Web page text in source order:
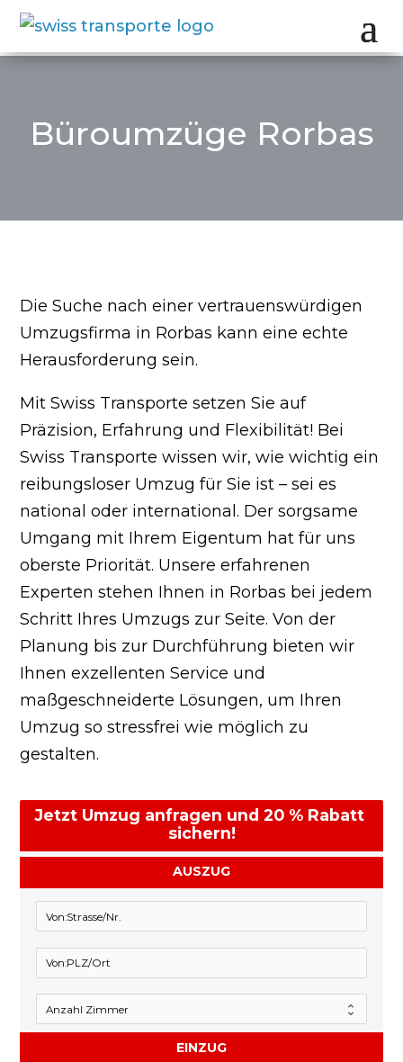
Büroumzüge Rorbas
Die Suche nach einer vertrauenswürdigen
Umzugsfirma in Rorbas kann eine echte
Herausforderung sein.
Mit Swiss Transporte setzen Sie auf
Präzision, Erfahrung und Flexibilität! Bei
Swiss Transporte wissen wir, wie wichtig ein
reibungsloser Umzug für Sie ist – sei es
national oder international. Der sorgsame
Umgang mit Ihrem Eigentum hat für uns
oberste Priorität. Unsere erfahrenen
Experten stehen Ihnen in Rorbas bei jedem
Schritt Ihres Umzugs zur Seite. Von der
Planung bis zur Durchführung bieten wir
Ihnen exzellenten Service und
maßgeschneiderte Lösungen, um Ihren
Umzug so stressfrei wie möglich zu
gestalten.
Jetzt Umzug anfragen und 20 % Rabatt
sichern!
AUSZUG
EINZUG